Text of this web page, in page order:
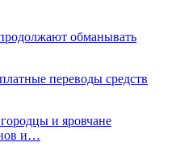
обманывать
переводы средств
и яровчане
и…